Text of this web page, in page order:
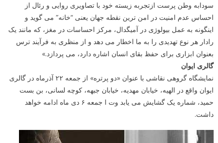
سودابه وطن پرست ازتجربه زیسته خود با تصاویری روایی و رئال از
احساس عدم امنیت در امن ترین نقطه جهان یعنی “خانه” می گوید و
اینگونه به عمل بیولوژی در آمیگدال، مرکز احساسات در مغز، که مانند یک
رادار هر نوع تهدیدی را به ما اخطار می دهد و از منظری به فرآیند ترس
بعنوان ابزاری برای حفظ بقای انسان اشاره دارد، می پردازد.»
گالری ایوان
نمایشگاه گروهی نقاشی با عنوان «دو پرتره» از جمعه ۲۲ آذرماه در گالری
ایوان واقع در الهیه، خیابان مهدیه، خیابان جبهه، کوچه لسانی، بن بست
حمید، شماره یک گشایش می یابد وت ا جمعه ۶ دی ماه ادامه خواهد
داشت.